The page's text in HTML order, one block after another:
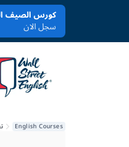
كورس الصيف
سجل الان
English Courses